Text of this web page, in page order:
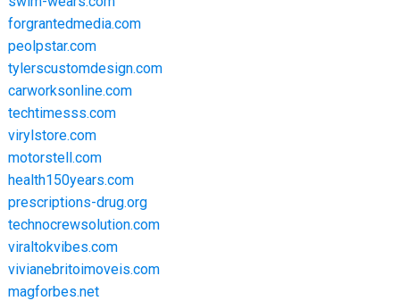
forgrantedmedia.com
peolpstar.com
tylerscustomdesign.com
carworksonline.com
techtimesss.com
virylstore.com
motorstell.com
health150years.com
prescriptions-drug.org
technocrewsolution.com
viraltokvibes.com
vivianebritoimoveis.com
magforbes.net